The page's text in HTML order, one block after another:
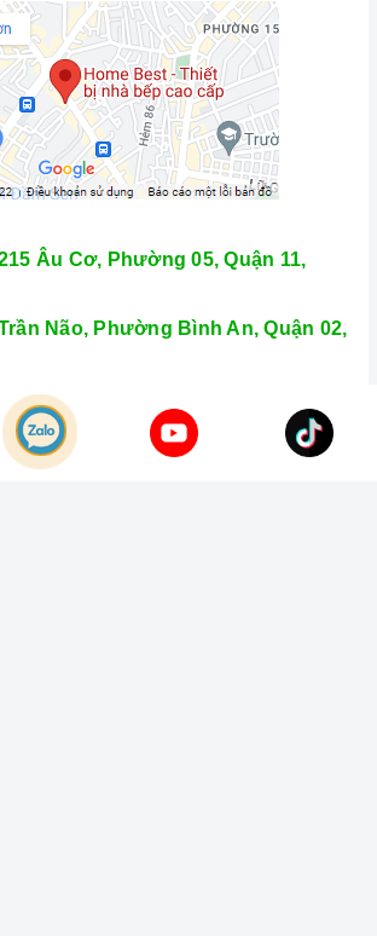
Âu Cơ, Phường 05, Quận 11,
Não, Phường Bình An, Quận 02,